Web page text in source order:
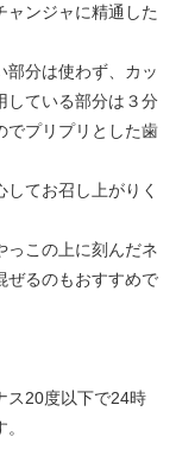
ャンジャに精通した
部分は使わず、カッ
している部分は３分
でプリプリとした歯
てお召し上がりく
っこの上に刻んだネ
ぜるのもおすすめで
ス20度以下で24時